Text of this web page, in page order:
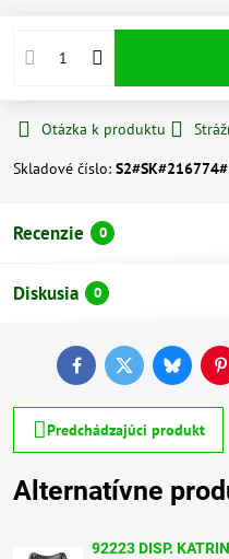
Otázka k produktu
Skladové číslo:
Recenzie 0
Diskusia 0
FacebookTwitterBluesky
Predchádzajúci produkt
Alternatívne
92223 DISP.